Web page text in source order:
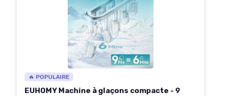
🔥 POPULAIRE
EUHOMY Machine à glaçons compacte - 9